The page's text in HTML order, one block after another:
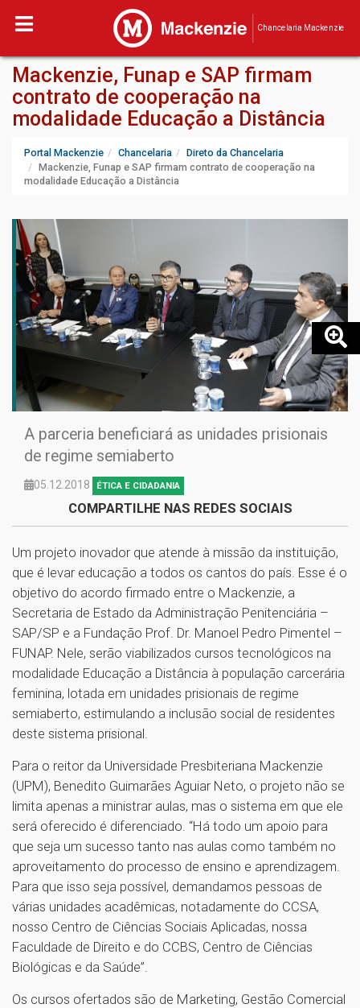
Chancelaria Mackenzie
Mackenzie, Funap e SAP firmam
contrato de cooperação na
modalidade Educação a Distância
Portal Mackenzie Chancelaria
Direto da Chancelaria
Mackenzie, Funap e SAP firmam contrato de cooperação na
modalidade Educação a Distância
A parceria beneficiará as unidades prisionais
de regime semiaberto
05.12.2018 ÉTICA E CIDADANIA
COMPARTILHE NAS REDES SOCIAIS
Um projeto inovador que atende à missão da instituição,
que é levar educação a todos os cantos do país. Esse é o
objetivo do acordo firmado entre o Mackenzie, a
Secretaria de Estado da Administração Penitenciária –
SAP/SP e a Fundação Prof. Dr. Manoel Pedro Pimentel –
FUNAP. Nele, serão viabilizados cursos tecnológicos na
modalidade Educação a Distância à população carcerária
feminina, lotada em unidades prisionais de regime
semiaberto, estimulando a inclusão social de residentes
deste sistema prisional.
Para o reitor da Universidade Presbiteriana Mackenzie
(UPM), Benedito Guimarães Aguiar Neto, o projeto não se
limita apenas a ministrar aulas, mas o sistema em que ele
será oferecido é diferenciado. “Há todo um apoio para
que seja um sucesso tanto nas aulas como também no
aproveitamento do processo de ensino e aprendizagem.
Para que isso seja possível, demandamos pessoas de
várias unidades acadêmicas, notadamente do CCSA,
nosso Centro de Ciências Sociais Aplicadas, nossa
Faculdade de Direito e do CCBS, Centro de Ciências
Biológicas e da Saúde”.
Os cursos ofertados são de Marketing, Gestão Comercial